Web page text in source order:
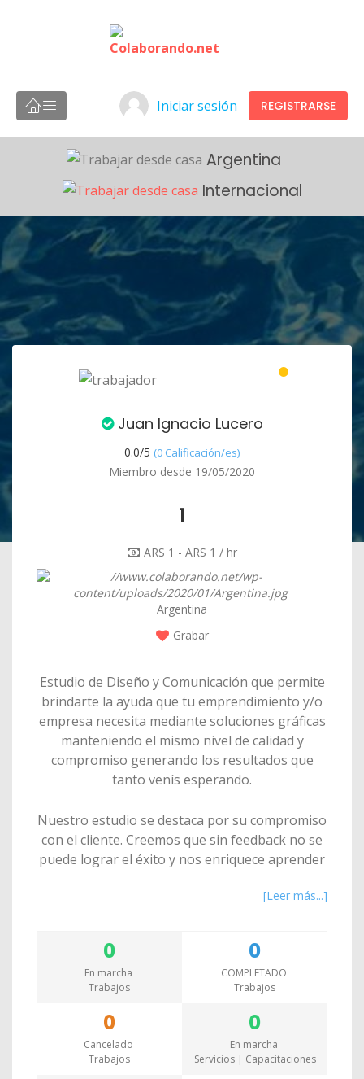
Iniciar sesión REGISTRARSE
Argentina
Internacional
Juan Ignacio Lucero
0.0/5 (0 Calificación/es)
Miembro desde 19/05/2020
1
ARS 1 - ARS 1 / hr
Argentina
Grabar
Estudio de Diseño y Comunicación que permite
brindarte la ayuda que tu emprendimiento y/o
empresa necesita mediante soluciones gráficas
manteniendo el mismo nivel de calidad y
compromiso generando los resultados que
tanto venís esperando.
Nuestro estudio se destaca por su compromiso
con el cliente. Creemos que sin feedback no se
puede lograr el éxito y nos enriquece aprender
?Dale a tu #marca la visibilidad que necesita y
Agenda abierta para nuevos proyectos 2020,
¿vas a seguir estancado o vas a enfocarte y
conseguir tus objetivos?
¡Te Ayudo a conseguirlo!??
[Leer más...]
0
En marcha
Trabajos
0
COMPLETADO
Trabajos
0
Cancelado
Trabajos
0
En marcha
Servicios | Capacitaciones